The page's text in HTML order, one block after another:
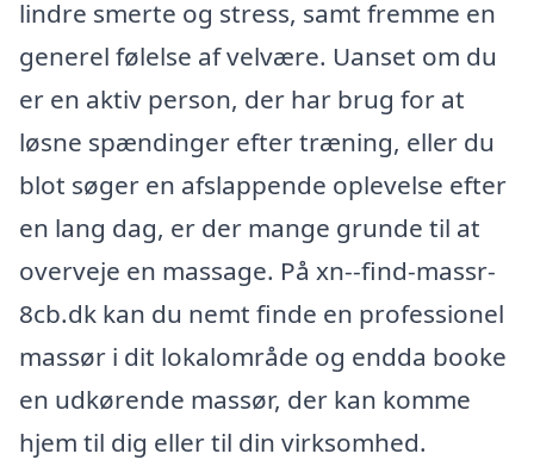
lindre smerte og stress, samt fremme en
generel følelse af velvære. Uanset om du
er en aktiv person, der har brug for at
løsne spændinger efter træning, eller du
blot søger en afslappende oplevelse efter
en lang dag, er der mange grunde til at
overveje en massage. På xn--find-massr-
8cb.dk kan du nemt finde en professionel
massør i dit lokalområde og endda booke
en udkørende massør, der kan komme
hjem til dig eller til din virksomhed.